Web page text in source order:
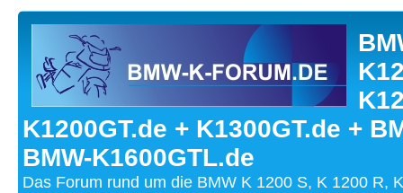
K1200GT.de + K1300GT.de +
BMW-K1600GTL.de
Das Forum rund um die BMW K 1200 S, K 1200 R,